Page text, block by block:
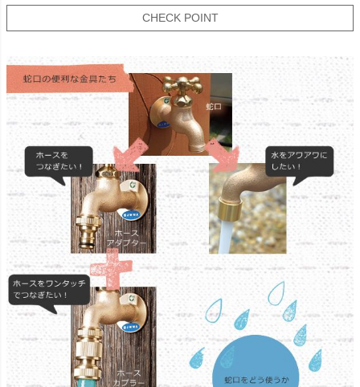
CHECK POINT